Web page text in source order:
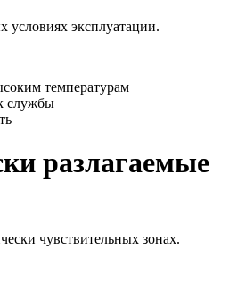
условиях эксплуатации.
температурам
службы
разлагаемые
чувствительных зонах.